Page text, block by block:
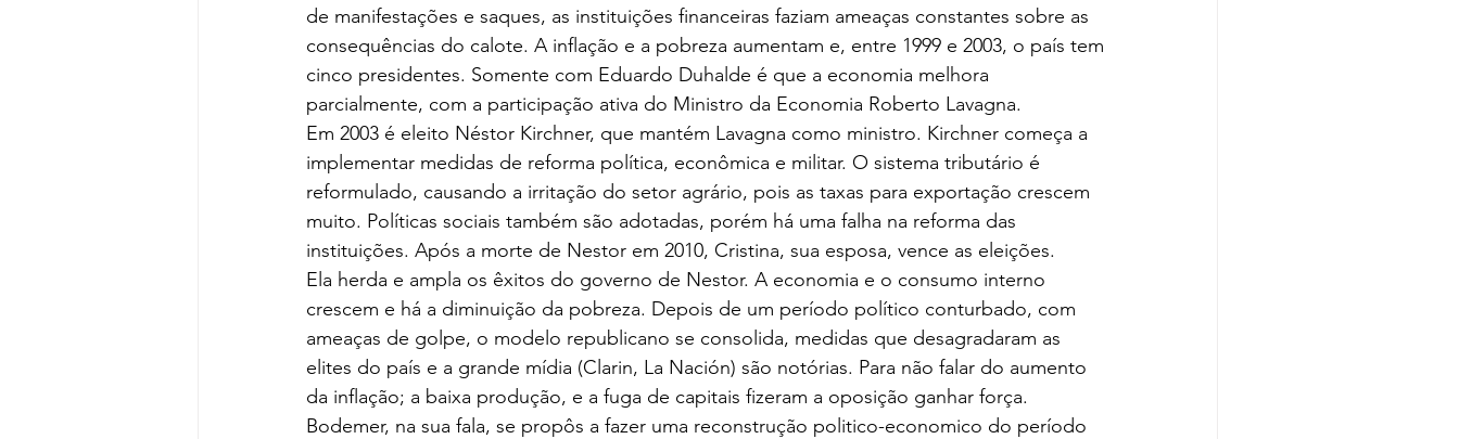
de manifestações e saques, as instituições financeiras faziam ameaças constantes sobre as
consequências do calote. A inflação e a pobreza aumentam e, entre 1999 e 2003, o país tem
cinco presidentes. Somente com Eduardo Duhalde é que a economia melhora
parcialmente, com a participação ativa do Ministro da Economia Roberto Lavagna.
Em 2003 é eleito Néstor Kirchner, que mantém Lavagna como ministro. Kirchner começa a
implementar medidas de reforma política, econômica e militar. O sistema tributário é
reformulado, causando a irritação do setor agrário, pois as taxas para exportação crescem
muito. Políticas sociais também são adotadas, porém há uma falha na reforma das
instituições. Após a morte de Nestor em 2010, Cristina, sua esposa, vence as eleições.
Ela herda e ampla os êxitos do governo de Nestor. A economia e o consumo interno
crescem e há a diminuição da pobreza. Depois de um período político conturbado, com
ameaças de golpe, o modelo republicano se consolida, medidas que desagradaram as
elites do país e a grande mídia (Clarin, La Nación) são notórias. Para não falar do aumento
da inflação; a baixa produção, e a fuga de capitais fizeram a oposição ganhar força.
Bodemer, na sua fala, se propôs a fazer uma reconstrução politico-economico do período